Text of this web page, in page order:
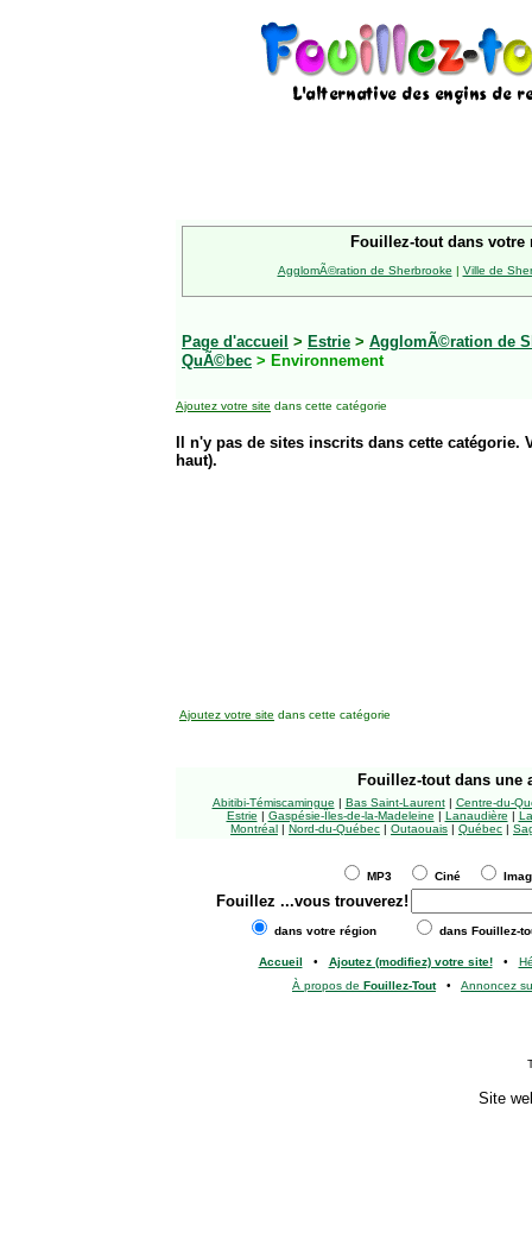
Fouillez-tout dans votre
AgglomÃ©ration de Sherbrooke | Ville de
Page d'accueil > Estrie > AgglomÃ©ration de
QuÃ©bec > Environnement
Ajoutez votre site dans cette catégorie
Il n'y pas de sites inscrits dans cette
haut).
Ajoutez votre site dans cette catégorie
Fouillez-tout dans une
Abitibi-Témiscamingue | Bas Saint-Laurent| Centre-du-
Estrie | Gaspésie-Îles-de-la-Madeleine | Lanaudière |
Montréal | Nord-du-Québec | Outaouais | Québec |
MP3 Ciné
Fouillez ...vous trouverez!
dans votre région dans Fouillez-
Accueil • Ajoutez (modifiez) votre site!•
À propos de Fouillez-Tout• Annoncez
Site